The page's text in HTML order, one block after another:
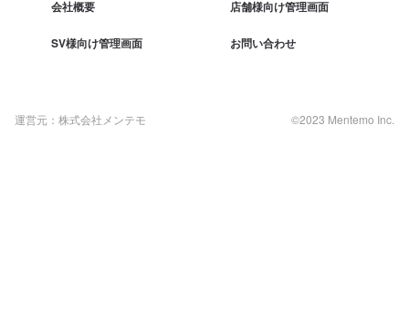
会社概要 店舗様向け管理画面
SV様向け管理画面 お問い合わせ
運営元：株式会社メンテモ ©2023 Mentemo Inc.